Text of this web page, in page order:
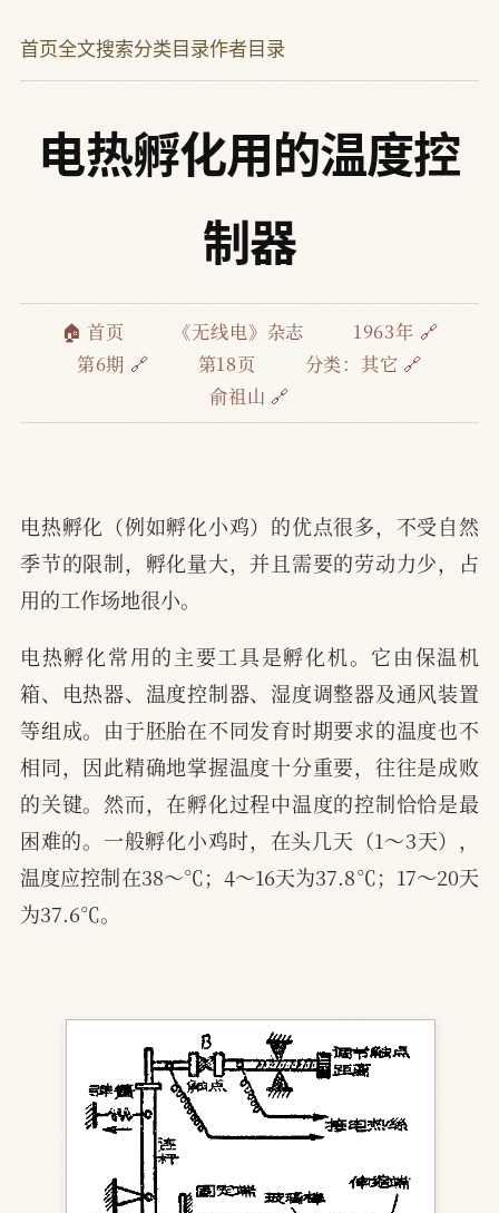
首页全文搜索分类目录作者目录
电热孵化用的温度控
制器
🏠 首页 《无线电》杂志
1963年 🔗
第6期 🔗
第18页 分类： 其它 🔗
俞祖山 🔗
电热孵化（例如孵化小鸡）的优点很多，不受自然
季节的限制，孵化量大，并且需要的劳动力少，占
用的工作场地很小。
电热孵化常用的主要工具是孵化机。它由保温机
箱、电热器、温度控制器、湿度调整器及通风装置
等组成。由于胚胎在不同发育时期要求的温度也不
相同，因此精确地掌握温度十分重要，往往是成败
的关键。然而，在孵化过程中温度的控制恰恰是最
困难的。一般孵化小鸡时，在头几天（1～3天），
温度应控制在38～℃；4～16天为37.8℃；17～20天
为37.6℃。